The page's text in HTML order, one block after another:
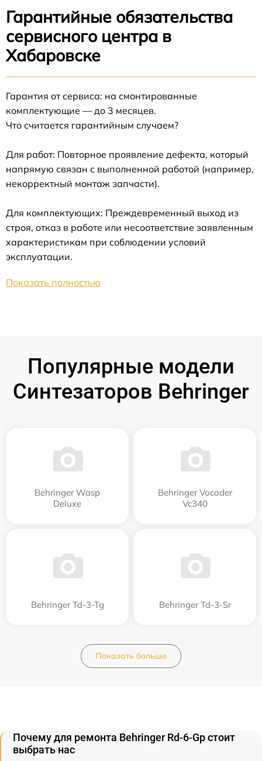
Гарантийные обязательства
сервисного центра в
Хабаровске
Гарантия от сервиса: на смонтированные
комплектующие — до 3 месяцев.
Что считается гарантийным случаем?
Для работ: Повторное проявление дефекта, который
напрямую связан с выполненной работой (например,
некорректный монтаж запчасти).
Для комплектующих: Преждевременный выход из
строя, отказ в работе или несоответствие заявленным
характеристикам при соблюдении условий
эксплуатации.
Показать полностью
Популярные модели
Синтезаторов Behringer
Behringer Wasp
Deluxe
Behringer Vocoder
Vc340
Behringer Td-3-Tg Behringer Td-3-Sr
Показать больше
Почему для ремонта Behringer Rd-6-Gp стоит
выбрать нас